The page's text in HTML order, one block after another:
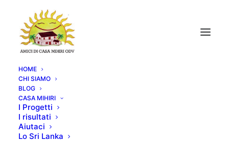
HOME
CHI SIAMO
BLOG
CASA MIHIRI
I Progetti
I risultati
Aiutaci
Lo Sri Lanka